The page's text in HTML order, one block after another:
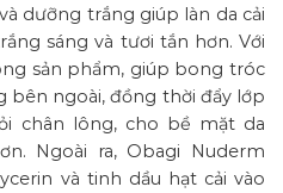
dưỡng trắng giúp làn da cải
sáng và tươi tắn hơn. Với
sản phẩm, giúp bong tróc
bên ngoài, đồng thời đẩy lớp
chân lông, cho bề mặt da
Ngoài ra, Obagi Nuderm
và tinh dầu hạt cải vào